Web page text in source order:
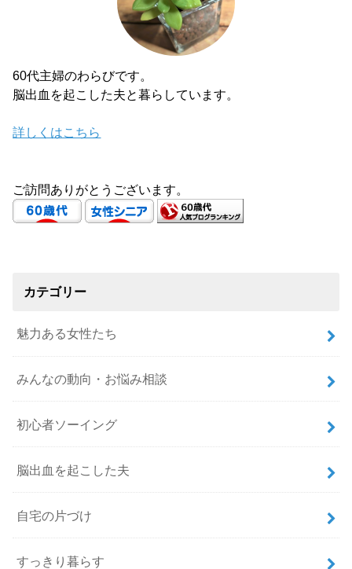
60代主婦のわらびです。
脳出血を起こした夫と暮らしています。
詳しくはこちら
ご訪問ありがとうございます。
カテゴリー
魅力ある女性たち
みんなの動向・お悩み相談
初心者ソーイング
脳出血を起こした夫
自宅の片づけ
すっきり暮らす